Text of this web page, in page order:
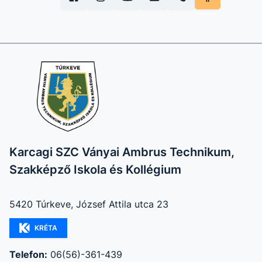
Karcagi SZC Ványai Ambrus Technikum,
Szakképző Iskola és Kollégium
5420 Túrkeve, József Attila utca 23
KRÉTA
Telefon: 06(56)-361-439